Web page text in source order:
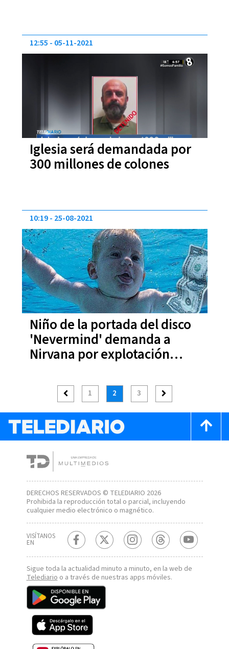
Iglesia será demandada por
300 millones de colones
12:55 05-11-2021
Niño de la portada del disco
'Nevermind' demanda a
Nirvana por explotación
10:19 25-08-2021
1 2 3
DERECHOS RESERVADOS © TELEDIARIO 2026
Prohibida la reproducción total o parcial, incluyendo
cualquier medio electrónico o magnético.
VISÍTANOS
EN
Sigue toda la actualidad minuto a minuto, en la web de
Telediario o a través de nuestras apps móviles.